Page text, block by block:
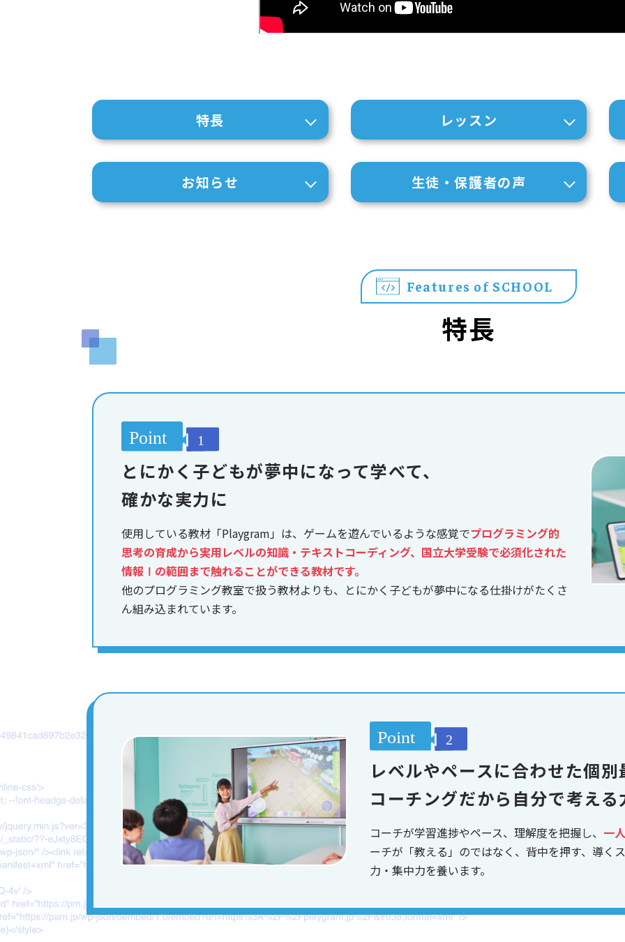
特長 レッスン
お知らせ 生徒・保護者の声
Features of SCHOOL
特長
とにかく子どもが夢中になって学べて、
確かな実力に
使用している教材「Playgram」は、ゲームを遊んでいるような感覚でプログラミング的
思考の育成から実用レベルの知識・テキストコーディング、国立大学受験で必須化された
情報Ⅰの範囲まで触れることができる教材です。
他のプログラミング教室で扱う教材よりも、とにかく子どもが夢中になる仕掛けがたくさ
ん組み込まれています。
レベルやペースに合わせた個
コーチングだから自分で考え
コーチが学習進捗やペース、理解度を把握し、 一
ーチが「教える」のではなく、背中を押す、導く
力・集中力を養います。